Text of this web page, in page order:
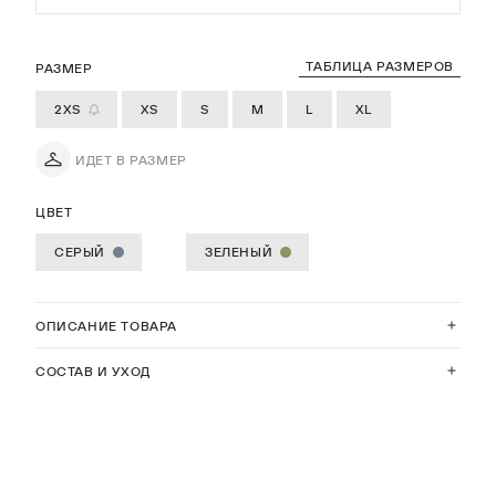
ОПИСАНИЕ ТОВАРА
СОСТАВ И УХОД
РАЗМЕР ТАБЛИЦА РАЗМЕРОВ
2XS XS S M L XL
ИДЕТ В РАЗМЕР
ЦВЕТ
СЕРЫЙ ЗЕЛЕНЫЙ